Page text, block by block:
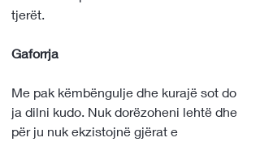
tjerët.
Gaforrja
Me pak këmbëngulje dhe kurajë sot do
ja dilni kudo. Nuk dorëzoheni lehtë dhe
për ju nuk ekzistojnë gjërat e